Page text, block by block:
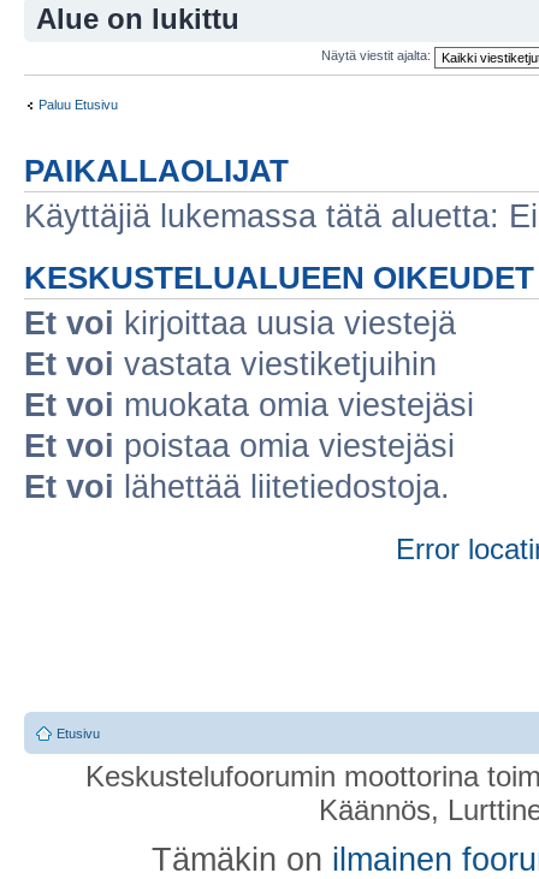
Alue on lukittu
Näytä viestit ajalta:
Paluu Etusivu
PAIKALLAOLIJAT
Käyttäjiä lukemassa tätä aluetta:
KESKUSTELUALUEEN OIKEUDET
Et voi kirjoittaa uusia viestejä
Et voi vastata viestiketjuihin
Et voi muokata omia viestejäsi
Et voi poistaa omia viestejäsi
Et voi lähettää liitetiedostoja.
Error
Etusivu
Keskustelufoorumin moottorina
Käännös,
Tämäkin on ilmainen